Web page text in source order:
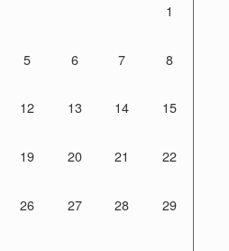
1
5 6 7 8
12 13 14 15
19 20 21 22
26 27 28 29